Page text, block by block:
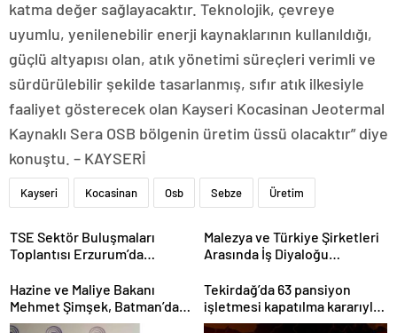
katma değer sağlayacaktır. Teknolojik, çevreye
uyumlu, yenilenebilir enerji kaynaklarının kullanıldığı,
güçlü altyapısı olan, atık yönetimi süreçleri verimli ve
sürdürülebilir şekilde tasarlanmış, sıfır atık ilkesiyle
faaliyet gösterecek olan Kayseri Kocasinan Jeotermal
Kaynaklı Sera OSB bölgenin üretim üssü olacaktır” diye
konuştu. – KAYSERİ
Kayseri Kocasinan Osb Sebze Üretim
TSE Sektör Buluşmaları
Toplantısı Erzurum’da
Malezya ve Türkiye Şirketleri
Arasında İş Diyaloğu
Hazine ve Maliye Bakanı
Mehmet Şimşek, Batman’da
medikal malzeme üretimi
Tekirdağ’da 63 pansiyon
işletmesi kapatılma kararıyla
karşı karşıya